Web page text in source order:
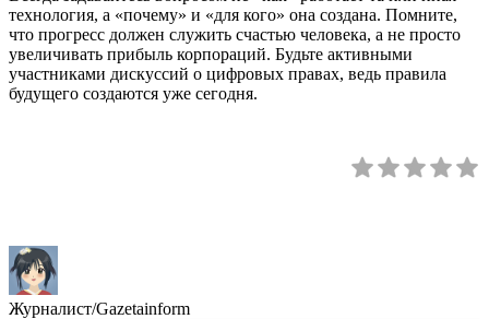
технология, а «почему» и «для кого» она создана. Помните,
что прогресс должен служить счастью человека, а не просто
увеличивать прибыль корпораций. Будьте активными
участниками дискуссий о цифровых правах, ведь правила
будущего создаются уже сегодня.
Журналист/Gazetainform